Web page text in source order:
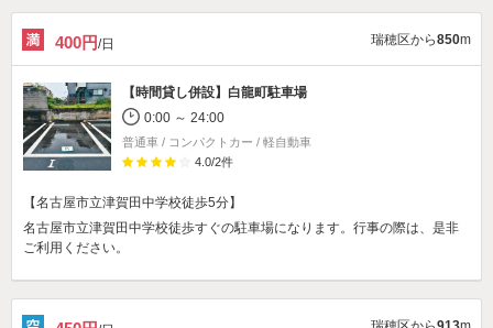
400円/日 瑞穂区から850m
【時間貸し併設】 白龍町駐車場
0:00 ～ 24:00
普通車 / コンパクトカー / 軽自動車
4.0/2件
【名古屋市立津賀田中学校徒歩5分】
名古屋市立津賀田中学校徒歩すぐの駐車場になります。行事の際は、是非
ご利用ください。